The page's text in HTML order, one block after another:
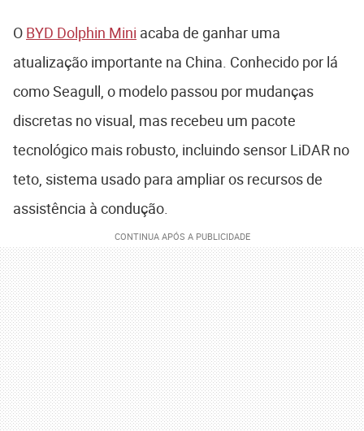
O BYD Dolphin Mini acaba de ganhar uma
atualização importante na China. Conhecido por lá
como Seagull, o modelo passou por mudanças
discretas no visual, mas recebeu um pacote
tecnológico mais robusto, incluindo sensor LiDAR no
teto, sistema usado para ampliar os recursos de
assistência à condução.